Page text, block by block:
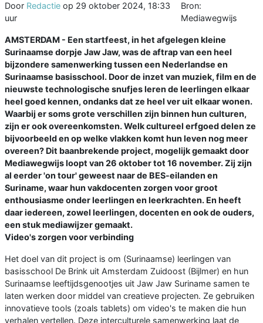
Door Redactie op 29 oktober 2024, 18:33
uur
Bron:
Mediawegwijs
AMSTERDAM - Een startfeest, in het afgelegen kleine
Surinaamse dorpje Jaw Jaw, was de aftrap van een heel
bijzondere samenwerking tussen een Nederlandse en
Surinaamse basisschool. Door de inzet van muziek, film en de
nieuwste technologische snufjes leren de leerlingen elkaar
heel goed kennen, ondanks dat ze heel ver uit elkaar wonen.
Waarbij er soms grote verschillen zijn binnen hun culturen,
zijn er ook overeenkomsten. Welk cultureel erfgoed delen ze
bijvoorbeeld en op welke vlakken komt hun leven nog meer
overeen? Dit baanbrekende project, mogelijk gemaakt door
Mediawegwijs loopt van 26 oktober tot 16 november. Zij zijn
al eerder 'on tour' geweest naar de BES-eilanden en
Suriname, waar hun vakdocenten zorgen voor groot
enthousiasme onder leerlingen en leerkrachten. En heeft
daar iedereen, zowel leerlingen, docenten en ook de ouders,
een stuk mediawijzer gemaakt.
Video's zorgen voor verbinding
Het doel van dit project is om (Surinaamse) leerlingen van
basisschool De Brink uit Amsterdam Zuidoost (Bijlmer) en hun
Surinaamse leeftijdsgenootjes uit Jaw Jaw Suriname samen te
laten werken door middel van creatieve projecten. Ze gebruiken
innovatieve tools (zoals tablets) om video's te maken die hun
verhalen vertellen. Deze interculturele samenwerking laat de